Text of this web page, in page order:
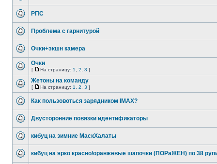
РПС
Проблема с гарнитурой
Очки+экшн камера
Очки
[ На страницу: 1 2 3 ]
Жетоны на команду
[ На страницу: 1 2 3 ]
Как пользовоться зарядником IMAX?
Двусторонние повязки идентификаторы
кибуц на зимние МаскХалаты
кибуц на ярко красно/оранжевые шапочки (ПОРаЖЕН) по 38